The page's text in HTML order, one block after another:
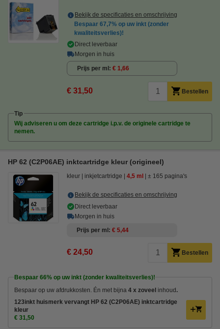
Bekijk de specificaties en omschrijving
Bespaar 67,7% op uw inkt (zonder
kwaliteitsverlies)!
Direct leverbaar
Morgen in huis
Prijs per ml € 1,66
€ 31,50 Bestellen
Tip
Wij adviseren u om deze cartridge i.p.v. de originele cartridge te
nemen.
HP 62 (C2P06AE) inktcartridge kleur (origineel)
kleur inkjetcartridge 4,5 ml ± 165 pagina's
Bekijk de specificaties en omschrijving
Direct leverbaar
Morgen in huis
Prijs per ml € 5,44
€ 24,50 Bestellen
Bespaar 66% op uw inkt (zonder kwaliteitsverlies)!
Bespaar op uw afdrukkosten. Én met bijna 4 x zoveel inhoud.
123inkt huismerk vervangt HP 62 (C2P06AE) inktcartridge
kleur
€ 31,50